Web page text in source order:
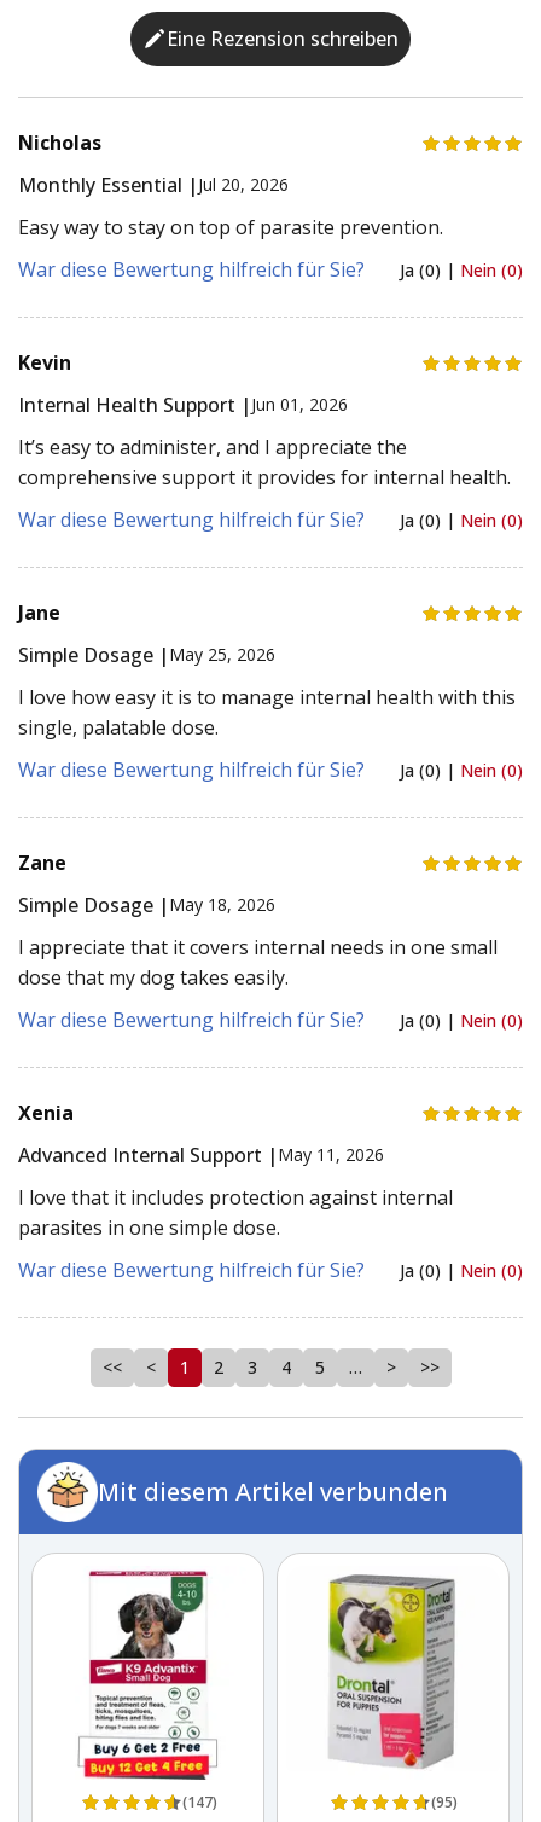
Eine Rezension schreiben
Nicholas
Monthly Essential | Jul 20, 2026
Easy way to stay on top of parasite prevention.
War diese Bewertung hilfreich für Sie?
Ja (0) | Nein (0)
Kevin
Internal Health Support | Jun 01, 2026
It’s easy to administer, and I appreciate the
comprehensive support it provides for internal health.
War diese Bewertung hilfreich für Sie?
Ja (0) | Nein (0)
Jane
Simple Dosage | May 25, 2026
I love how easy it is to manage internal health with this
single, palatable dose.
War diese Bewertung hilfreich für Sie?
Ja (0) | Nein (0)
Zane
Simple Dosage | May 18, 2026
I appreciate that it covers internal needs in one small
dose that my dog takes easily.
War diese Bewertung hilfreich für Sie?
Ja (0) | Nein (0)
Xenia
Advanced Internal Support | May 11, 2026
I love that it includes protection against internal
parasites in one simple dose.
War diese Bewertung hilfreich für Sie?
Ja (0) | Nein (0)
<< < 1 2 3 4 5 … > >>
Mit diesem Artikel verbunden
(147) (95)